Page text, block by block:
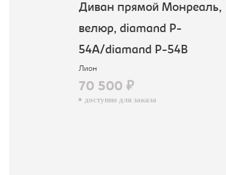
Диван прямой Монреаль,
велюр, diamand P-
54A/diamand P-54B
Лион
70 500 ₽
доступно для заказа